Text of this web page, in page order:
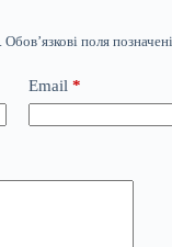
Обов’язкові поля позначені
Email *